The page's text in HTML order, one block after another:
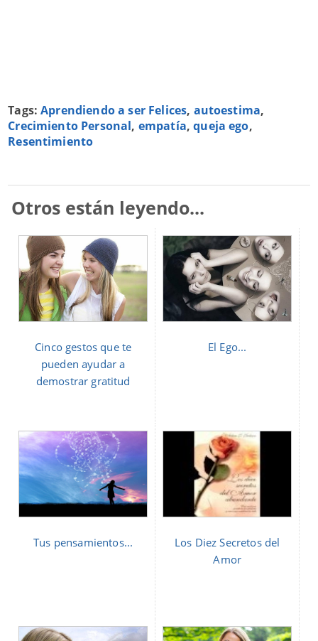
Tags:Aprendiendo a ser Felices, autoestima,
Crecimiento Personal, empatía,queja ego,
Resentimiento
Otros están leyendo...
Cinco gestos que te
pueden ayudar a
demostrar gratitud
El Ego...
Tus pensamientos...
Los Diez Secretos del
Amor